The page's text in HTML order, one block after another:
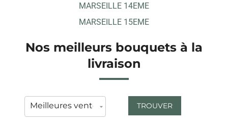
MARSEILLE 14EME
MARSEILLE 15EME
Nos meilleurs bouquets à la
livraison
TROUVER